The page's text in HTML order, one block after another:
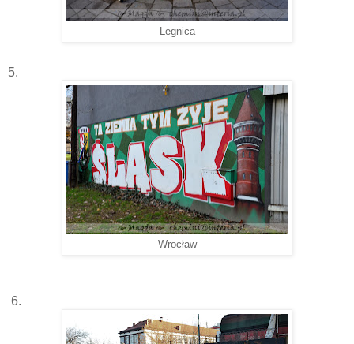
Legnica
5.
Wrocław
6.